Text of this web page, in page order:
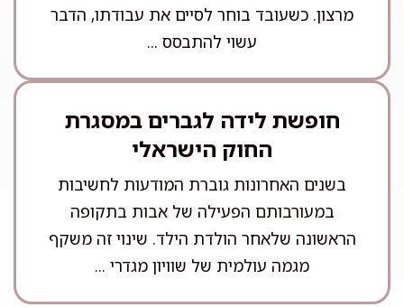
מרצון. כשעובד בוחר לסיים את עבודתו, הדבר
עשוי להתבסס ...
חופשת לידה לגברים במסגרת
החוק הישראלי
בשנים האחרונות גוברת המודעות לחשיבות
במעורבותם הפעילה של אבות בתקופה
הראשונה שלאחר הולדת הילד. שינוי זה משקף
מגמה עולמית של שוויון מגדרי ...